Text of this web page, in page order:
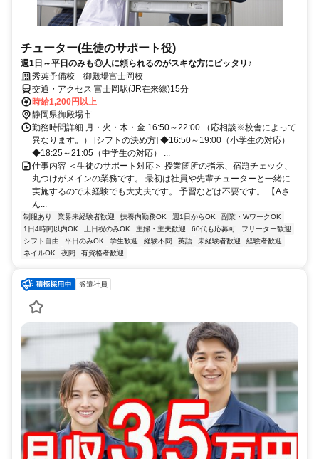
チューター(生徒のサポート役)
週1日～平日のみも◎人に頼られるのがスキな方にピッタリ♪
秀英予備校 御殿場富士岡校
交通・アクセス 富士岡駅(JR在来線)15分
時給1,200円以上
静岡県御殿場市
勤務時間詳細 月・火・木・金 16:50～22:00 （応相談※校舎によって
異なります。） [シフトの決め方] ◆16:50～19:00（小学生の対応）
◆18:25～21:05（中学生の対応） ...
仕事内容 ＜生徒のサポート対応＞ 授業箇所の指示、宿題チェック、
丸つけがメインの業務です。 最初は社員や先輩チューターと一緒に
実施するので未経験でも大丈夫です。 予習などは不要です。 【Aさ
ん...
制服あり 業界未経験者歓迎 扶養内勤務OK 週1日からOK
副業・WワークOK
1日4時間以内OK
土日祝のみOK 主婦・主夫歓迎 60代も応募可
フリーター歓迎
シフト自由
平日のみOK 学生歓迎 経験不問 英語 未経験者歓迎
経験者歓迎
ネイルOK
夜間 有資格者歓迎
派遣社員